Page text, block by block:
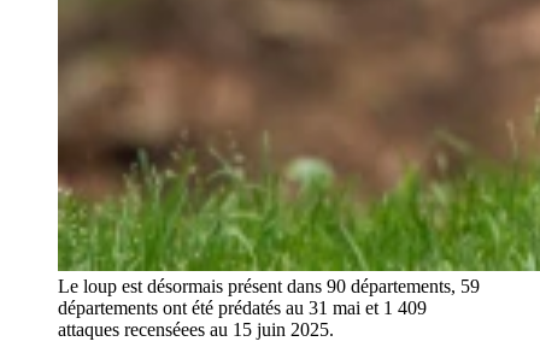
Le loup est désormais présent dans 90 départements, 59
départements ont été prédatés au 31 mai et 1 409
attaques recenséees au 15 juin 2025.